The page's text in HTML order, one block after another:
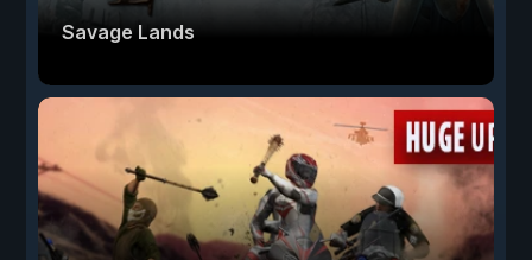
Savage Lands